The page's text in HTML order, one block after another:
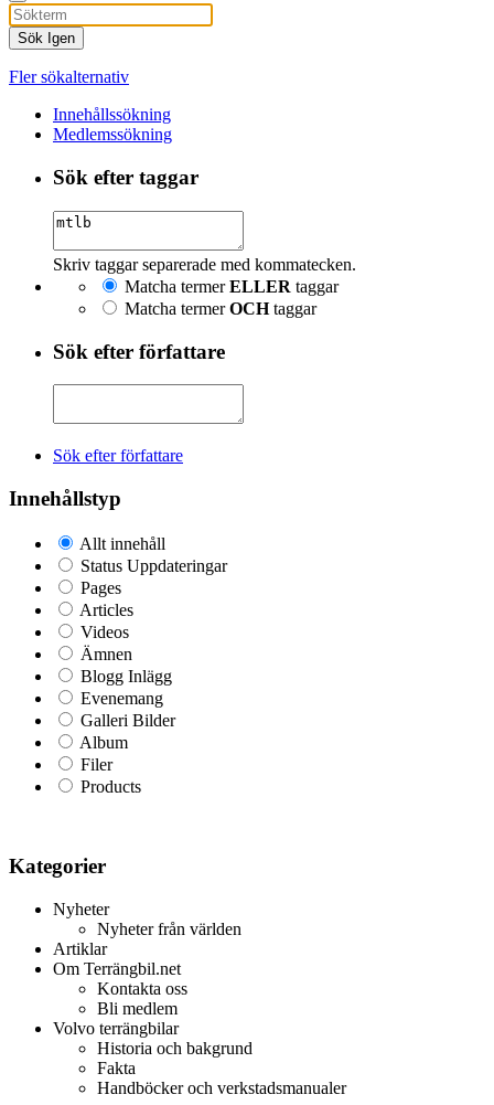
Sök Igen
Fler sökalternativ
Innehållssökning
Medlemssökning
Sök efter taggar
Skriv taggar separerade med kommatecken.
Matcha termerELLER taggar
Matcha termerOCHtaggar
Sök efter författare
Sök efter författare
Innehållstyp
Allt innehåll
Status Uppdateringar
Pages
Articles
Videos
Ämnen
Blogg Inlägg
Evenemang
Galleri Bilder
Album
Filer
Products
Kategorier
Nyheter
Nyheter från världen
Artiklar
Om Terrängbil.net
Kontakta oss
Bli medlem
Volvo terrängbilar
Historia och bakgrund
Fakta
Handböcker och verkstadsmanualer